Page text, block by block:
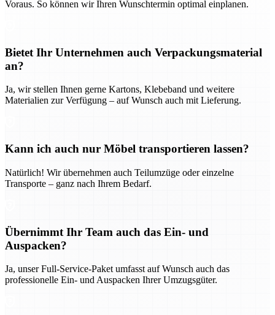
Voraus. So können wir Ihren Wunschtermin optimal einplanen.
Bietet Ihr Unternehmen auch Verpackungsmaterial
an?
Ja, wir stellen Ihnen gerne Kartons, Klebeband und weitere
Materialien zur Verfügung – auf Wunsch auch mit Lieferung.
Kann ich auch nur Möbel transportieren lassen?
Natürlich! Wir übernehmen auch Teilumzüge oder einzelne
Transporte – ganz nach Ihrem Bedarf.
Übernimmt Ihr Team auch das Ein- und
Auspacken?
Ja, unser Full-Service-Paket umfasst auf Wunsch auch das
professionelle Ein- und Auspacken Ihrer Umzugsgüter.